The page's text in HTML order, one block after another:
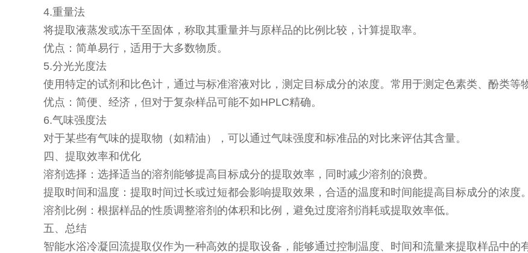
4.重量法
将提取液蒸发或冻干至固体，称取其重量并与原样品的比例比较，计算提取率。
优点：简单易行，适用于大多数物质。
5.分光光度法
使用特定的试剂和比色计，通过与标准溶液对比，测定目标成分的浓度。常用于测定色素类、酚类等
优点：简便、经济，但对于复杂样品可能不如HPLC精确。
6.气味强度法
对于某些有气味的提取物（如精油），可以通过气味强度和标准品的对比来评估其含量。
四、提取效率和优化
溶剂选择：选择适当的溶剂能够提高目标成分的提取效率，同时减少溶剂的浪费。
提取时间和温度：提取时间过长或过短都会影响提取效果，合适的温度和时间能提高目标成分的浓度
溶剂比例：根据样品的性质调整溶剂的体积和比例，避免过度溶剂消耗或提取效率低。
五、总结
智能水浴冷凝回流提取仪作为一种高效的提取设备，能够通过控制温度、时间和流量来提取样品中的